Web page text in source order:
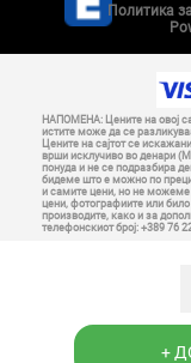
Политика
НАПОМЕНА: Цените на овој
истите може да се
Цените на сајтот се
врши исклучиво во денари
понуда и не се подразбира
бидеме што е можно по
и самите цени, но не можеме
цени, фотографиите или
производите, како и за
телефонскиот број: +389 76